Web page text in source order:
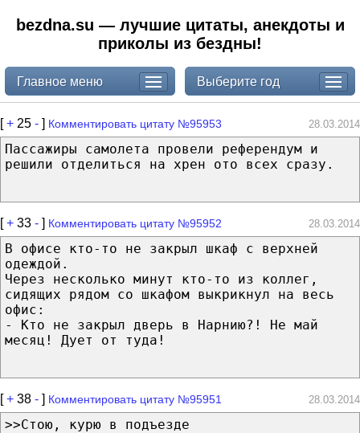
bezdna.su — лучшие цитаты, анекдоты и
приколы из бездны!
Главное меню Выберите год
[+ 25 - ] Комментировать цитату №95953 28.03.2014
Пассажиры самолета провели референдум и
решили отделиться на хрен ото всех сразу.
[+ 33 - ] Комментировать цитату №95952 28.03.2014
В офисе кто-то не закрыл шкаф с верхней
одеждой.
Через несколько минут кто-то из коллег,
сидящих рядом со шкафом выкрикнул на весь
офис:
- Кто не закрыл дверь в Нарнию?! Не май
месяц! Дует от туда!
[+ 38 - ] Комментировать цитату №95951 28.03.2014
>>Стою, курю в подъезде